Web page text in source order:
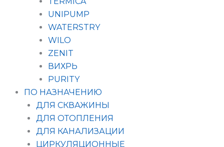
UNIPUMP
WATERSTRY
WILO
ZENIT
ВИХРЬ
PURITY
ПО НАЗНАЧЕНИЮ
ДЛЯ СКВАЖИНЫ
ДЛЯ ОТОПЛЕНИЯ
ДЛЯ КАНАЛИЗАЦИИ
ЦИРКУЛЯЦИОННЫЕ